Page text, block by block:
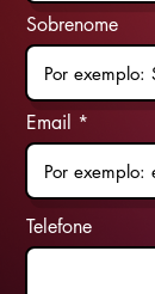
Sobrenome
Email
Telefone